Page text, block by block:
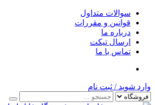
سوالات متداول
قوانین و مقررات
درباره ما
ارسال تیکت
تماس با ما
وارد شوید / ثبت نام